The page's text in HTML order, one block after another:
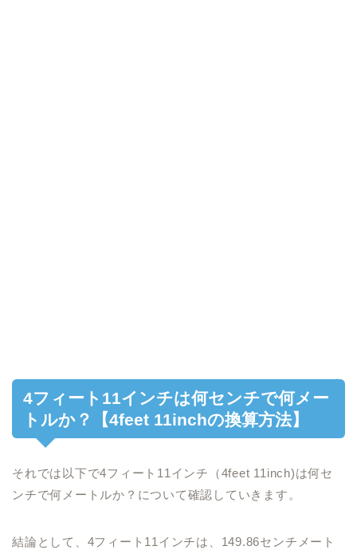
4フィート11インチは何センチで何メー
トルか？【4feet 11inchの換算方法】
それでは以下で4フィート11インチ（4feet 11inch)は何セ
ンチで何メートルか？について確認していきます。
結論として、4フィート11インチは、149.86センチメート